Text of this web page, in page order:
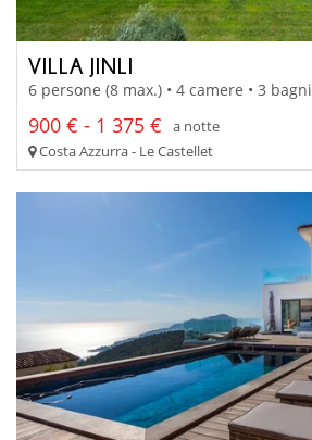
VILLA JINLI
6 persone (8 max.) • 4 camere • 3 bagni
900 € - 1 375 €
a notte
Costa Azzurra - Le Castellet